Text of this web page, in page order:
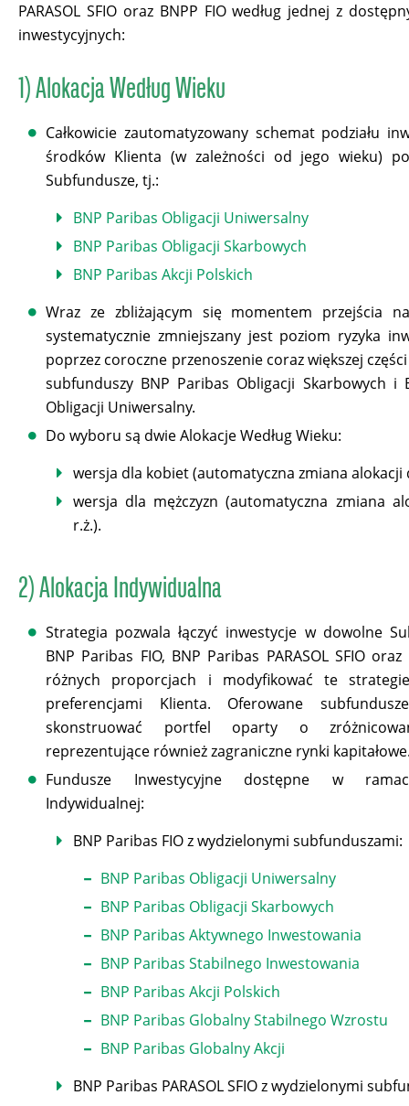
PARASOL SFIO oraz BNPP FIO według jednej z
inwestycyjnych:
1) Alokacja Według Wieku
Całkowicie zautomatyzowany schemat podziału
środków Klienta (w zależności od jego wieku)
Subfundusze, tj.:
BNP Paribas Obligacji Uniwersalny
BNP Paribas Obligacji Skarbowych
BNP Paribas Akcji Polskich
Wraz ze zbliżającym się momentem przejścia
systematycznie zmniejszany jest poziom ryzyka
poprzez coroczne przenoszenie coraz większej
subfunduszy BNP Paribas Obligacji Skarbowych i
Obligacji Uniwersalny.
Do wyboru są dwie Alokacje Według Wieku:
wersja dla kobiet (automatyczna zmiana alokacji
wersja dla mężczyzn (automatyczna zmiana
r.ż.).
2) Alokacja Indywidualna
Strategia pozwala łączyć inwestycje w dowolne
BNP Paribas FIO, BNP Paribas PARASOL SFIO
różnych proporcjach i modyfikować te
preferencjami Klienta. Oferowane
skonstruować portfel oparty o
reprezentujące również zagraniczne rynki
Fundusze Inwestycyjne dostępne w
Indywidualnej:
BNP Paribas FIO z wydzielonymi subfunduszami:
BNP Paribas Obligacji Uniwersalny
BNP Paribas Obligacji Skarbowych
BNP Paribas Aktywnego Inwestowania
BNP Paribas Stabilnego Inwestowania
BNP Paribas Akcji Polskich
BNP Paribas Globalny Stabilnego Wzrostu
BNP Paribas Globalny Akcji
BNP Paribas PARASOL SFIO z wydzielonymi